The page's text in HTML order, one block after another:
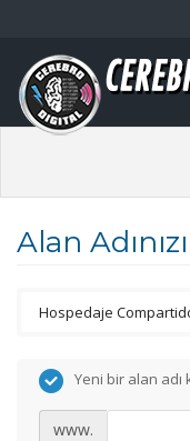
Alan
Yeni bir alan
www.